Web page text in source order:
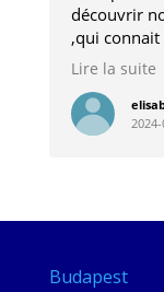
découvrir
,qui
qui nous a
pour les
nous étions
Lire la suite
Budapest